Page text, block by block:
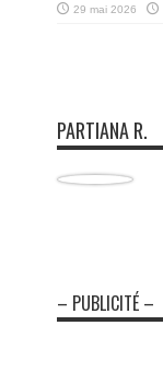
29 mai 2026
PARTIANA R.
– PUBLICITÉ –